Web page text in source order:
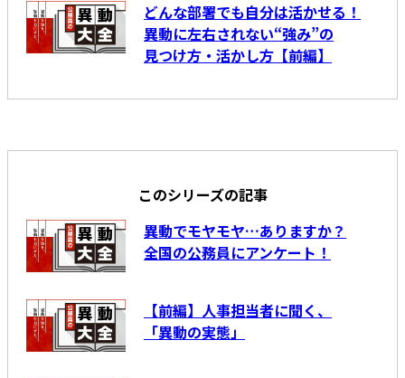
どんな部署でも自分は活かせる！
異動に左右されない“強み”の
見つけ方・活かし方【前編】
このシリーズの記事
異動でモヤモヤ…ありますか？
全国の公務員にアンケート！
【前編】人事担当者に聞く、
「異動の実態」